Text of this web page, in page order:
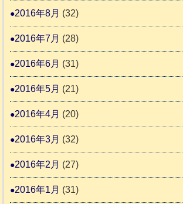
2016年8月 (32)
2016年7月 (28)
2016年6月 (31)
2016年5月 (21)
2016年4月 (20)
2016年3月 (32)
2016年2月 (27)
2016年1月 (31)